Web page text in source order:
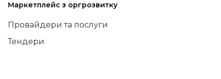
Маркетплейс з оргрозвитку
Провайдери та послуги
Тендери